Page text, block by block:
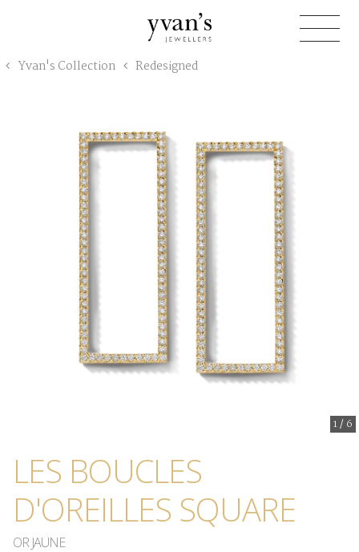
Jewellers
Yvan's Collection Redesigned
1/6
LES BOUCLES
D'OREILLES SQUARE
OR JAUNE